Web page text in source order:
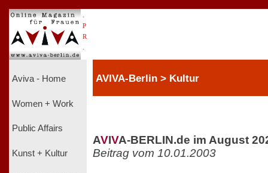
P
R
Aviva - Home
Women + Work
Public Affairs
Kunst + Kultur
AVIVA-Berlin > Kultur
AVIVA-BERLIN.de im August
Beitrag vom 10.01.2003